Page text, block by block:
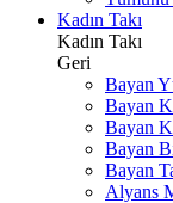
Kadın Takı
Kadın Takı
Geri
Bayan
Bayan
Bayan
Bayan
Bayan
Alyans